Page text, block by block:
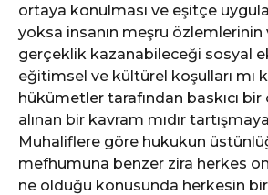
ortaya konulması ve eşitçe
yoksa insanın meşru özlemlerinin
gerçeklik kazanabileceği sosyal
eğitimsel ve kültürel koşulları mı
hükümetler tarafından baskıcı
alınan bir kavram mıdır
Muhaliflere göre hukukun
mefhumuna benzer zira herkes
ne olduğu konusunda herkesin